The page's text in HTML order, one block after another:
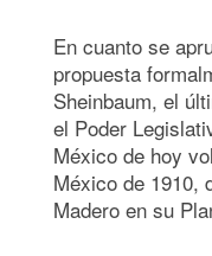
En cuanto se
propuesta
Sheinbaum, el
el Poder
México de hoy
México de 1910,
Madero en su